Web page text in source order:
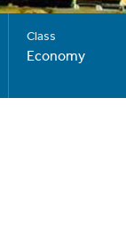
Class
Economy